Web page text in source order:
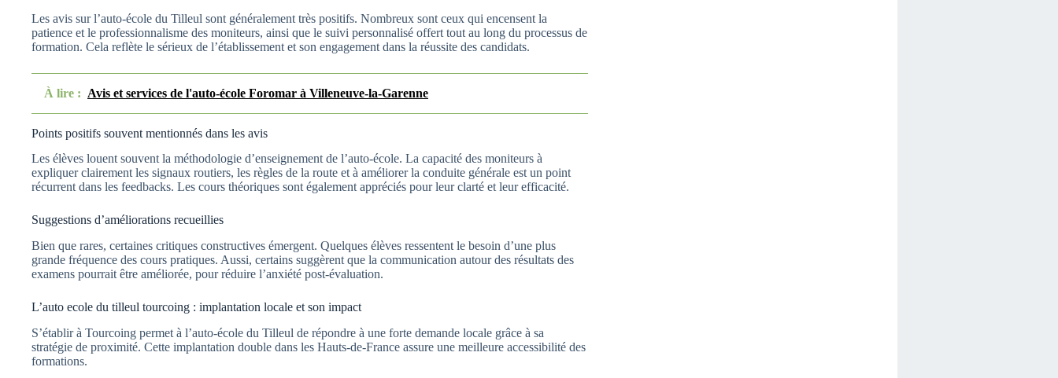
Les avis sur l’auto-école du Tilleul sont généralement très positifs. Nombreux sont ceux qui encensent la
patience et le professionnalisme des moniteurs, ainsi que le suivi personnalisé offert tout au long du processus de
formation. Cela reflète le sérieux de l’établissement et son engagement dans la réussite des candidats.
À lire : Avis et services de l'auto-école Foromar à Villeneuve-la-Garenne
Points positifs souvent mentionnés dans les avis
Les élèves louent souvent la méthodologie d’enseignement de l’auto-école. La capacité des moniteurs à
expliquer clairement les signaux routiers, les règles de la route et à améliorer la conduite générale est un point
récurrent dans les feedbacks. Les cours théoriques sont également appréciés pour leur clarté et leur efficacité.
Suggestions d’améliorations recueillies
Bien que rares, certaines critiques constructives émergent. Quelques élèves ressentent le besoin d’une plus
grande fréquence des cours pratiques. Aussi, certains suggèrent que la communication autour des résultats des
examens pourrait être améliorée, pour réduire l’anxiété post-évaluation.
L’auto ecole du tilleul tourcoing : implantation locale et son impact
S’établir à Tourcoing permet à l’auto-école du Tilleul de répondre à une forte demande locale grâce à sa
stratégie de proximité. Cette implantation double dans les Hauts-de-France assure une meilleure accessibilité des
formations.